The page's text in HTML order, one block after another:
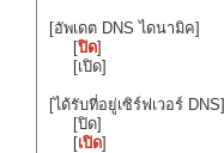
[อัพเดต DNS ไดนามิค]
[ปิด]
[เปิด]
[ได้รับที่อยู่เซิร์ฟเวอร์ DNS]
[ปิด]
[เปิด]